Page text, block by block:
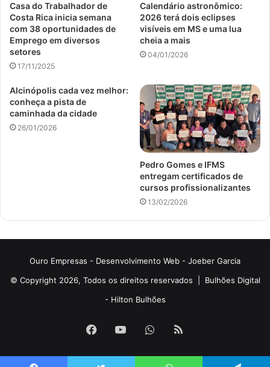
Casa do Trabalhador de
Costa Rica inicia semana
com 38 oportunidades de
Emprego em diversos
setores
17/11/2025
Calendário astronômico:
2026 terá dois eclipses
visíveis em MS e uma lua
cheia a mais
04/01/2026
Alcinópolis cada vez melhor:
conheça a pista de
caminhada da cidade
26/01/2026
Pedro Gomes e IFMS
entregam certificados de
cursos profissionalizantes
13/02/2026
Ouro Empresas - Desenvolvimento Web - Joeber Garcia
© Copyright 2026, Todos os direitos reservados | Bulhões Digital
- Hilton Bulhões
Facebook
YouTubeWhatsApp
RSS